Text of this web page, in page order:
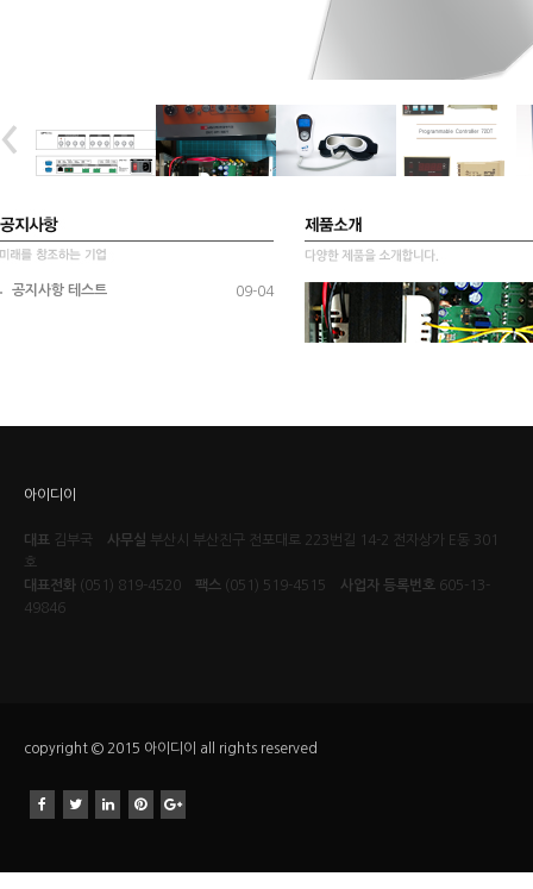
공지사항 테스트 09-04
아이디이
대표 김부국 사무실 부산시 부산진구 전포대로 223번길 14-2 전자상가 E동 301
호
대표전화 (051) 819-4520 팩스 (051) 519-4515 사업자 등록번호 605-13-
49846
copyright © 2015 아이디이 all rights reserved